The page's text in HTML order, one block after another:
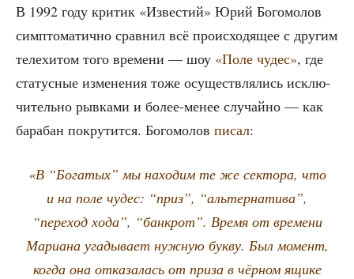
В 1992 году кри­тик «Изве­стий» Юрий Бого­мо­лов
симп­то­ма­тич­но срав­нил всё про­ис­хо­дя­щее с дру­гим
теле­хи­том того вре­ме­ни — шоу «Поле чудес», где
ста­тус­ные изме­не­ния тоже осу­ществ­ля­лись исклю­
чи­тель­но рыв­ка­ми и более-менее слу­чай­но — как
бара­бан покру­тит­ся. Бого­мо­лов писал:
«В “Бога­тых” мы нахо­дим те же сек­то­ра, что
и на поле чудес: “приз”, “аль­тер­на­ти­ва”,
“пере­ход хода”, “банк­рот”. Вре­мя от вре­ме­ни
Мари­а­на уга­ды­ва­ет нуж­ную бук­ву. Был момент,
когда она отка­за­лась от при­за в чёр­ном ящи­ке